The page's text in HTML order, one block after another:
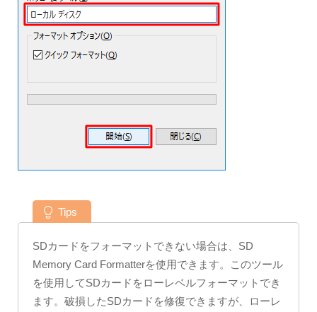
Tips
SDカードをフォーマットできない場合は、SD
Memory Card Formatterを使用できます。このツール
を使用してSDカードをローレベルフォーマットでき
ます。破損したSDカードを修復できますが、ローレ